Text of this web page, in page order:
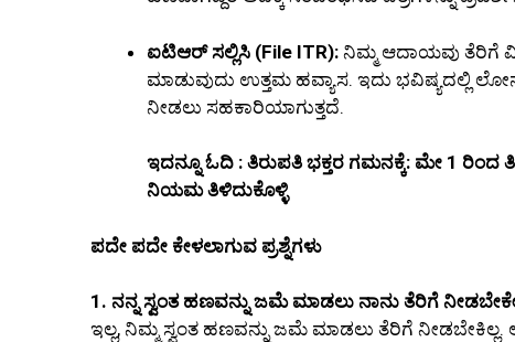
ಐಟಿಆರ್ ಸಲ್ಲಿಸಿ (File ITR): ನಿಮ್ಮ ಆದಾಯವು ತೆರಿಗೆ
ಮಾಡುವುದು ಉತ್ತಮ ಹವ್ಯಾಸ. ಇದು ಭವಿಷ್ಯದಲ್ಲಿ
ನೀಡಲು ಸಹಕಾರಿಯಾಗುತ್ತದೆ.
ಇದನ್ನೂ ಓದಿ : ತಿರುಪತಿ ಭಕ್ತರ ಗಮನಕ್ಕೆ: ಮೇ 1
ನಿಯಮ ತಿಳಿದುಕೊಳ್ಳಿ
ಪದೇ ಪದೇ ಕೇಳಲಾಗುವ ಪ್ರಶ್ನೆಗಳು
1. ನನ್ನ ಸ್ವಂತ ಹಣವನ್ನು ಜಮೆ ಮಾಡಲು ನಾನು ತೆರಿಗೆ
ಇಲ್ಲ, ನಿಮ್ಮ ಸ್ವಂತ ಹಣವನ್ನು ಜಮೆ ಮಾಡಲು ತೆರಿಗೆ